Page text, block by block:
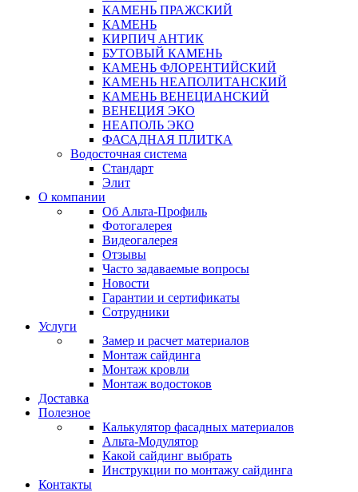
КАМЕНЬ ПРАЖСКИЙ
КАМЕНЬ
КИРПИЧ АНТИК
БУТОВЫЙ КАМЕНЬ
КАМЕНЬ ФЛОРЕНТИЙСКИЙ
КАМЕНЬ НЕАПОЛИТАНСКИЙ
КАМЕНЬ ВЕНЕЦИАНСКИЙ
ВЕНЕЦИЯ ЭКО
НЕАПОЛЬ ЭКО
ФАСАДНАЯ ПЛИТКА
Водосточная система
Стандарт
Элит
О компании
Об Альта-Профиль
Фотогалерея
Видеогалерея
Отзывы
Часто задаваемые вопросы
Новости
Гарантии и сертификаты
Сотрудники
Услуги
Замер и расчет материалов
Монтаж сайдинга
Монтаж кровли
Монтаж водостоков
Доставка
Полезное
Калькулятор фасадных материалов
Альта-Модулятор
Какой сайдинг выбрать
Инструкции по монтажу сайдинга
Контакты